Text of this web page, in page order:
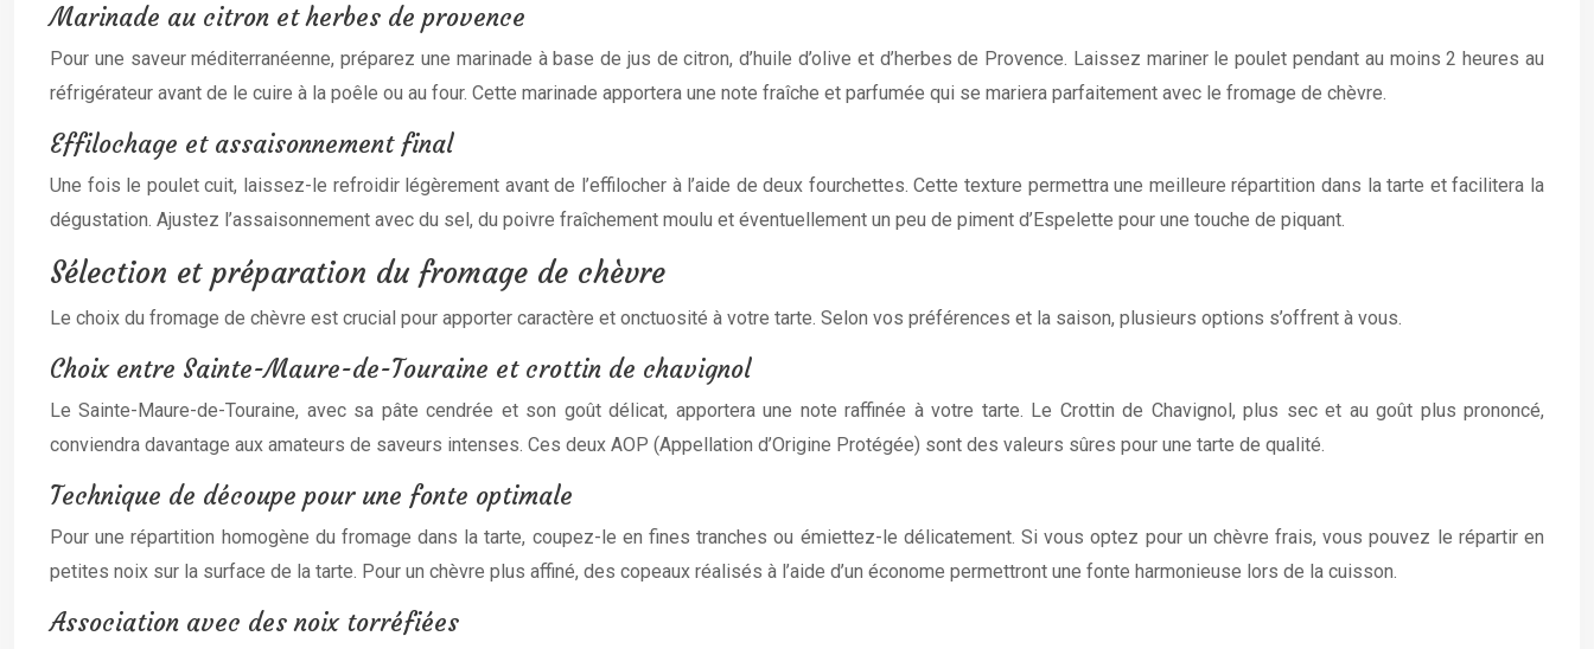
Marinade au citron et herbes de provence
Pour une saveur méditerranéenne, préparez une marinade à base de jus de citron, d’huile d’olive et d’herbes de Provence. Laissez mariner le poulet pendant au moins 2 heures au
réfrigérateur avant de le cuire à la poêle ou au four. Cette marinade apportera une note fraîche et parfumée qui se mariera parfaitement avec le fromage de chèvre.
Effilochage et assaisonnement final
Une fois le poulet cuit, laissez-le refroidir légèrement avant de l’effilocher à l’aide de deux fourchettes. Cette texture permettra une meilleure répartition dans la tarte et facilitera la
dégustation. Ajustez l’assaisonnement avec du sel, du poivre fraîchement moulu et éventuellement un peu de piment d’Espelette pour une touche de piquant.
Sélection et préparation du fromage de chèvre
Le choix du fromage de chèvre est crucial pour apporter caractère et onctuosité à votre tarte. Selon vos préférences et la saison, plusieurs options s’offrent à vous.
Choix entre Sainte-Maure-de-Touraine et crottin de chavignol
Le Sainte-Maure-de-Touraine, avec sa pâte cendrée et son goût délicat, apportera une note raffinée à votre tarte. Le Crottin de Chavignol, plus sec et au goût plus prononcé,
conviendra davantage aux amateurs de saveurs intenses. Ces deux AOP (Appellation d’Origine Protégée) sont des valeurs sûres pour une tarte de qualité.
Technique de découpe pour une fonte optimale
Pour une répartition homogène du fromage dans la tarte, coupez-le en fines tranches ou émiettez-le délicatement. Si vous optez pour un chèvre frais, vous pouvez le répartir en
petites noix sur la surface de la tarte. Pour un chèvre plus affiné, des copeaux réalisés à l’aide d’un économe permettront une fonte harmonieuse lors de la cuisson.
Association avec des noix torréfiées